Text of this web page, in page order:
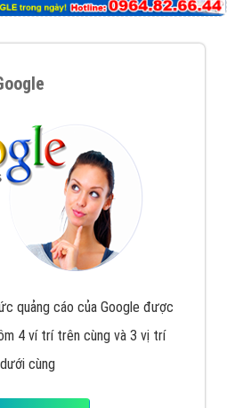
quảng cáo của Google được
4 ví trí trên cùng và 3 vị trí
dưới cùng